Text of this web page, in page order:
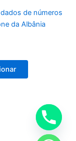
de números
da Albânia